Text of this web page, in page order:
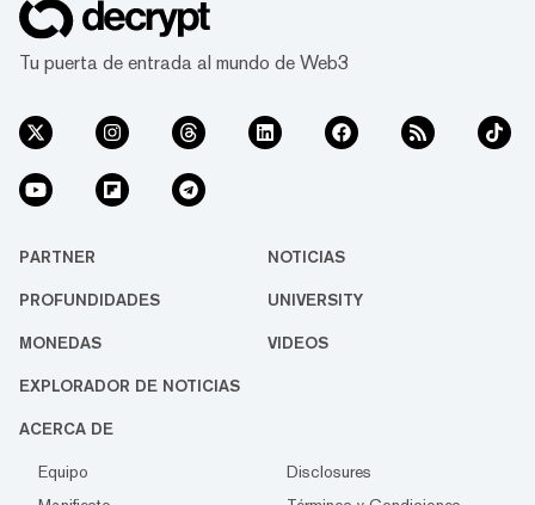
Tu puerta de entrada al mundo de Web3
PARTNER NOTICIAS
PROFUNDIDADES UNIVERSITY
MONEDAS VIDEOS
EXPLORADOR DE NOTICIAS
ACERCA DE
Equipo
Disclosures